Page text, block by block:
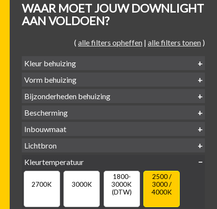
WAAR MOET JOUW DOWNLIGHT
AAN VOLDOEN?
( alle filters opheffen | alle filters tonen )
Kleur behuizing
Zwart Wit
Vorm behuizing
Vierkant
Bijzonderheden behuizing
Bescherming
IP65 water-
Inbouwmaat
Ø
Lichtbron
GU10
Kleurtemperatuur
2700K 3000K
1800-
3000K
(DTW)
2500 /
3000 /
4000K